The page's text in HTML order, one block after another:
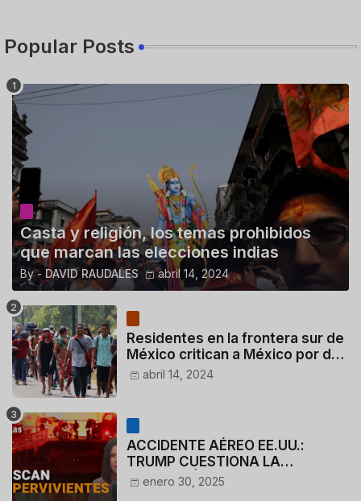
Popular Posts
Casta y religión, los temas prohibidos
que marcan las elecciones indias
By - DAVID RAUDALES abril 14, 2024
Residentes en la frontera sur de
México critican a México por dar
110 dólares a migrantes
abril 14, 2024
ACCIDENTE AÉREO EE.UU.:
TRUMP CUESTIONA LA
ACTUACIÓN DE LOS
enero 30, 2025